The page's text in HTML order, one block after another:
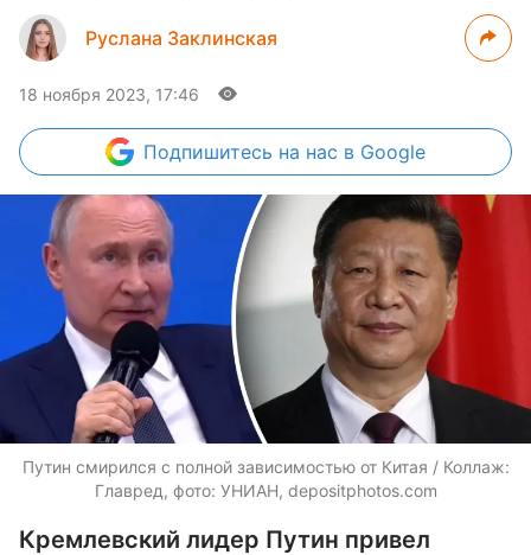
Руслана Заклинская
18 ноября 2023, 17:46
Подпишитесь на нас в Google
Путин смирился с полной зависимостью от Китая / Коллаж:
Главред, фото: УНИАН, depositphotos.com
Кремлевский лидер Путин привел